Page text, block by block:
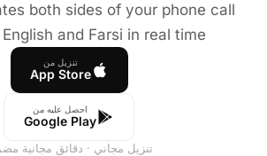
both sides of your phone call
and Farsi in real time.
تنزيل من
App Store
احصل عليه من
Google Play
تنزيل مجاني · دقائق مجانية